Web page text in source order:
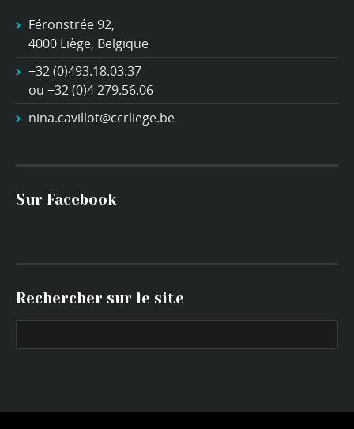
Féronstrée 92,
4000 Liège, Belgique
+32 (0)493.18.03.37
ou +32 (0)4 279.56.06
nina.cavillot@ccrliege.be
Sur Facebook
Rechercher sur le site